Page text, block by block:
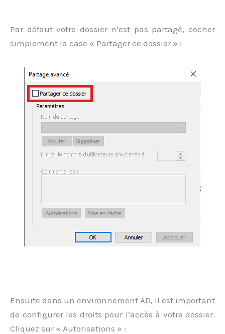
Par défaut votre dossier n’est pas partagé, cocher
simplement la case « Partager ce dossier » :
Ensuite dans un environnement AD, il est important
de configurer les droits pour l’accès à votre dossier.
Cliquez sur « Autorisations » :